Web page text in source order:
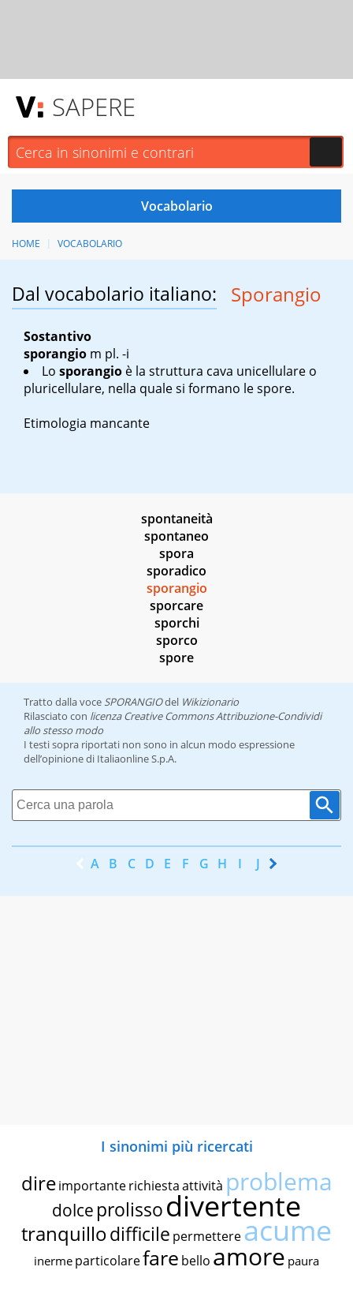
SAPERE
HOME VOCABOLARIO
Dal vocabolario italiano: Sporangio
Sostantivo
sporangio m pl. -i
Lo sporangio è la struttura cava unicellulare o
pluricellulare, nella quale si formano le spore.
Etimologia mancante
spontaneità
spontaneo
spora
sporadico
sporangio
sporcare
sporchi
sporco
spore
Tratto dalla voce SPORANGIOdel Wikizionario
Rilasciato con licenza Creative Commons Attribuzione-Condividi
allo stesso modo
I testi sopra riportati non sono in alcun modo espressione
dell’opinione di Italiaonline S.p.A.
A B C D E F G H I J K
I sinonimi più ricercati
dire importante richiestaattività problema
dolce prolissodivertente
tranquillodifficile permettereacume
inerme particolarefare bello amore paura